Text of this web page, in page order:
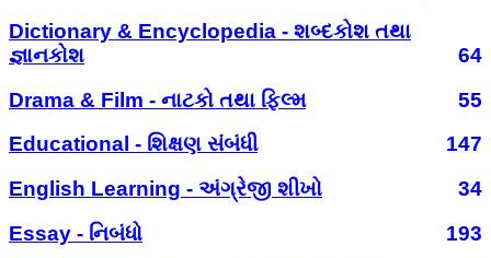
Dictionary & Encyclopedia - શબ્દકોશ તથા
જ્ઞાનકોશ
64
Drama & Film - નાટકો તથા ફિલ્મ
55
Educational - શિક્ષણ સંબંધી
147
English Learning - અંગ્રેજી શીખો
34
Essay - નિબંધો
193